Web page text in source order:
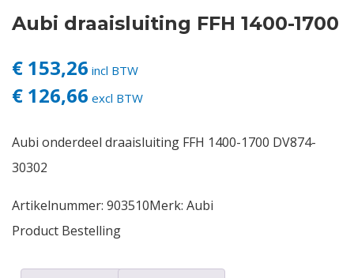
Login
Vacatures
Aubi draaisluiting FFH 1400-1700
€ 153,26 incl BTW
€ 126,66 excl BTW
Aubi onderdeel draaisluiting FFH 1400-1700 DV874-
30302
Artikelnummer: 903510Merk: Aubi
Product Bestelling